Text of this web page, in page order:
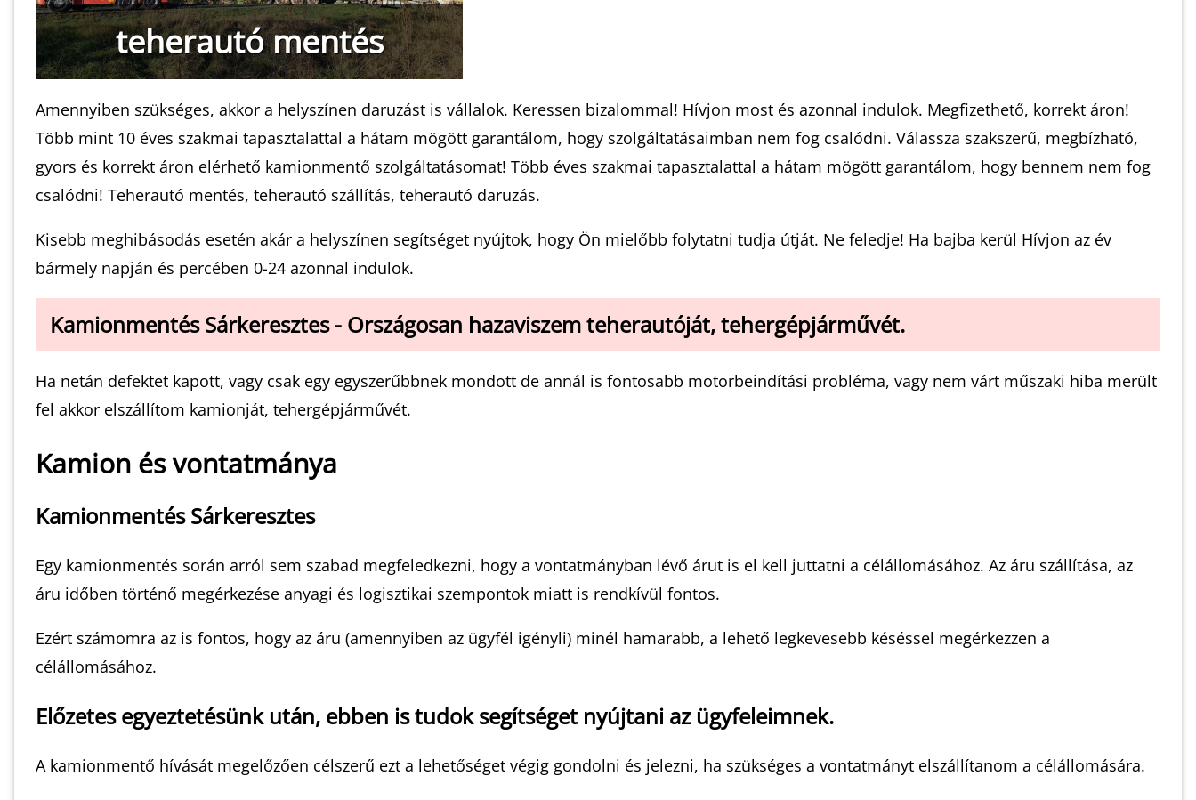
teherautó mentés
Amennyiben szükséges, akkor a helyszínen daruzást is vállalok. Keressen bizalommal! Hívjon most és azonnal indulok. Megfizethető, korrekt áron!
Több mint 10 éves szakmai tapasztalattal a hátam mögött garantálom, hogy szolgáltatásaimban nem fog csalódni. Válassza szakszerű, megbízható,
gyors és korrekt áron elérhető kamionmentő szolgáltatásomat! Több éves szakmai tapasztalattal a hátam mögött garantálom, hogy bennem nem fog
csalódni! Teherautó mentés, teherautó szállítás, teherautó daruzás.
Kisebb meghibásodás esetén akár a helyszínen segítséget nyújtok, hogy Ön mielőbb folytatni tudja útját. Ne feledje! Ha bajba kerül Hívjon az év
bármely napján és percében 0-24 azonnal indulok.
Kamionmentés Sárkeresztes - Országosan hazaviszem teherautóját, tehergépjárművét.
Ha netán defektet kapott, vagy csak egy egyszerűbbnek mondott de annál is fontosabb motorbeindítási probléma, vagy nem várt műszaki hiba merült
fel akkor elszállítom kamionját, tehergépjárművét.
Kamion és vontatmánya
Kamionmentés Sárkeresztes
Egy kamionmentés során arról sem szabad megfeledkezni, hogy a vontatmányban lévő árut is el kell juttatni a célállomásához. Az áru szállítása, az
áru időben történő megérkezése anyagi és logisztikai szempontok miatt is rendkívül fontos.
Ezért számomra az is fontos, hogy az áru (amennyiben az ügyfél igényli) minél hamarabb, a lehető legkevesebb késéssel megérkezzen a
célállomásához.
Előzetes egyeztetésünk után, ebben is tudok segítséget nyújtani az ügyfeleimnek.
A kamionmentő hívását megelőzően célszerű ezt a lehetőséget végig gondolni és jelezni, ha szükséges a vontatmányt elszállítanom a célállomására.